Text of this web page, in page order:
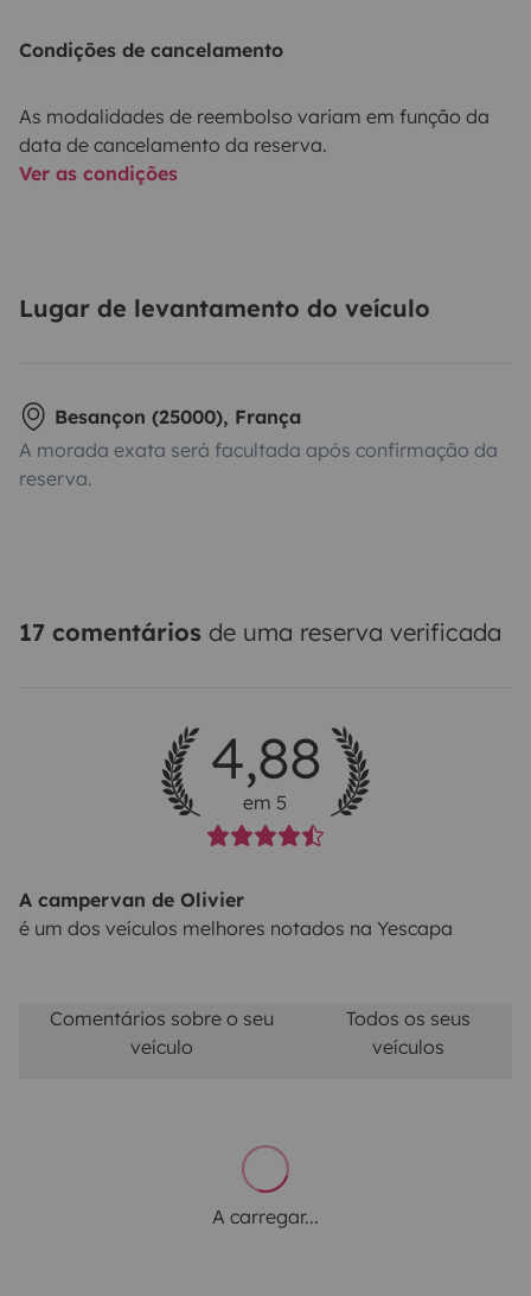
Condições de cancelamento
As modalidades de reembolso variam em função da
data de cancelamento da reserva.
Ver as condições
Lugar de levantamento do veículo
Besançon (25000), França
A morada exata será facultada após confirmação da
reserva.
17 comentários de uma reserva verificada
4,88
em 5
A campervan de Olivier
é um dos veículos melhores notados na Yescapa
Comentários sobre o seu
veículo
Todos os seus
veículos
A carregar...